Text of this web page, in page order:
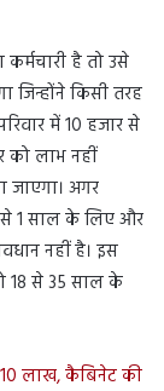
है तो उसे
जिन्होंने किसी तरह
में 10 हजार से
को लाभ नहीं
जाएगा। अगर
1 साल के लिए और
नहीं है। इस
18 से 35 साल के
लाख, कैबिनेट की